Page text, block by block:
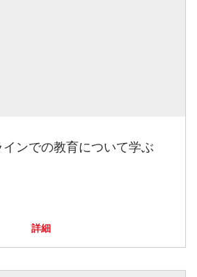
ンでの教育について学ぶ
詳細